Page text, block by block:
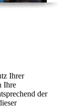
Ihrer
Ihre
der